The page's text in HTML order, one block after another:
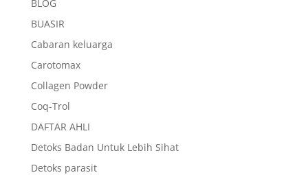
BLOG
BUASIR
Cabaran keluarga
Carotomax
Collagen Powder
Coq-Trol
DAFTAR AHLI
Detoks Badan Untuk Lebih Sihat
Detoks parasit